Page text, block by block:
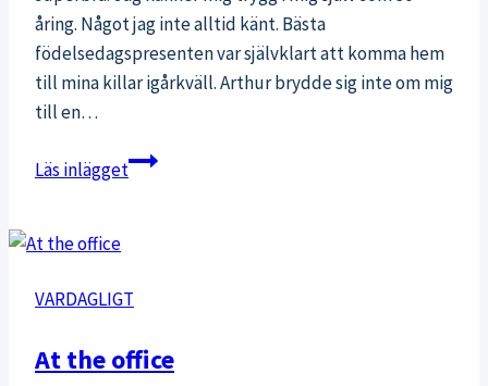
åring. Något jag inte alltid känt. Bästa
födelsedagspresenten var självklart att komma hem
till mina killar igårkväll. Arthur brydde sig inte om mig
till en…
Läs inläggetEn
VARDAGLIGT
At the office